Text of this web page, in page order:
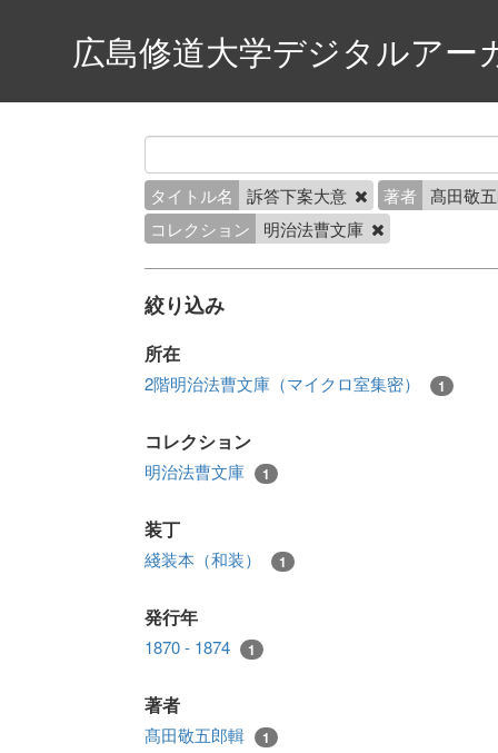
広島修道大学デジタルアー
タイトル名 訴答下案大意 著者
髙田敬
コレクション
明治法曹文庫
絞り込み
所在
2階明治法曹文庫（マイクロ室集密） 1
コレクション
明治法曹文庫 1
装丁
綫装本（和装） 1
発行年
1870 - 1874 1
著者
髙田敬五郎輯 1